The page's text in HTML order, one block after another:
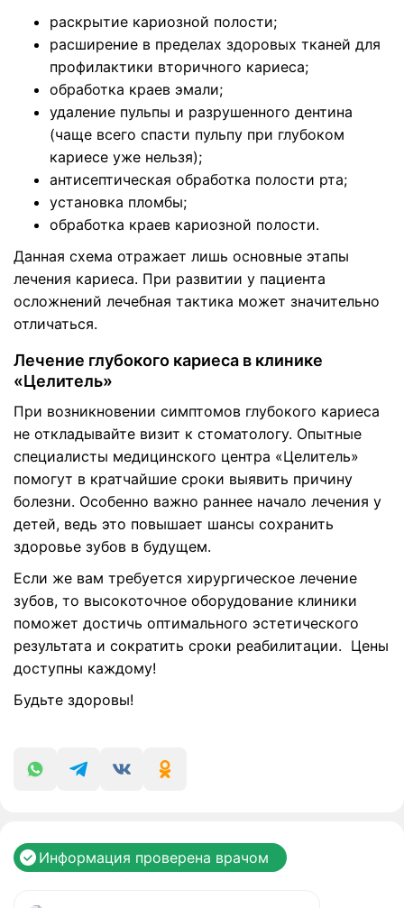
раскрытие кариозной полости;
расширение в пределах здоровых тканей для
профилактики вторичного кариеса;
обработка краев эмали;
удаление пульпы и разрушенного дентина
(чаще всего спасти пульпу при глубоком
кариесе уже нельзя);
антисептическая обработка полости рта;
установка пломбы;
обработка краев кариозной полости.
Данная схема отражает лишь основные этапы
лечения кариеса. При развитии у пациента
осложнений лечебная тактика может значительно
отличаться.
Лечение глубокого кариеса в клинике
«Целитель»
При возникновении симптомов глубокого кариеса
не откладывайте визит к стоматологу. Опытные
специалисты медицинского центра «Целитель»
помогут в кратчайшие сроки выявить причину
болезни. Особенно важно раннее начало лечения у
детей, ведь это повышает шансы сохранить
здоровье зубов в будущем.
Если же вам требуется хирургическое лечение
зубов, то высокоточное оборудование клиники
поможет достичь оптимального эстетического
результата и сократить сроки реабилитации. Цены
доступны каждому!
Будьте здоровы!
Информация проверена врачом